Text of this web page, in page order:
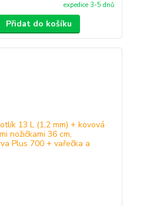
expedice 3-5 dnů
Přidat do košíku